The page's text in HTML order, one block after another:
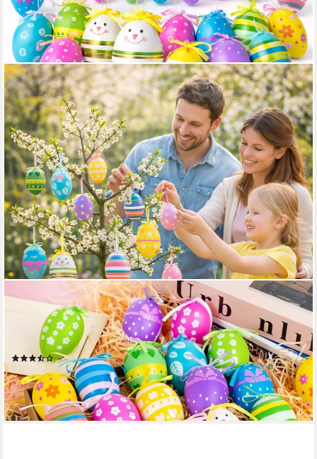
DEGGELBAM
Osterei 20x Ostereier zur Dekoration für Ostern (Spar-Set,
Deko Dekoration für die Osterfeiertage), Osteranhänger aus
Kunststoff für Osterbaum & Osterstrauch
(3)
14,99 € UVP24,99 €
-40%
lieferbar - in 2-3 Werktagen bei dir